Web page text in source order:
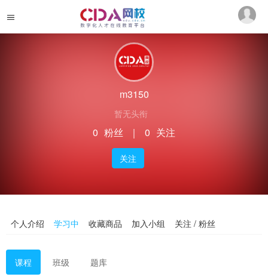
m3150
暂无头衔
0 粉丝 ｜ 0 关注
关注
个人介绍 学习中 收藏商品 加入小组 关注 / 粉丝
课程 班级 题库